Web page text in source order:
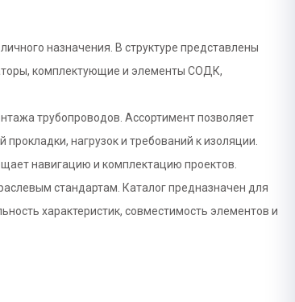
назначения. В структуре представлены
комплектующие и элементы СОДК,
трубопроводов. Ассортимент позволяет
нагрузок и требований к изоляции.
навигацию и комплектацию проектов.
стандартам. Каталог предназначен для
характеристик, совместимость элементов и